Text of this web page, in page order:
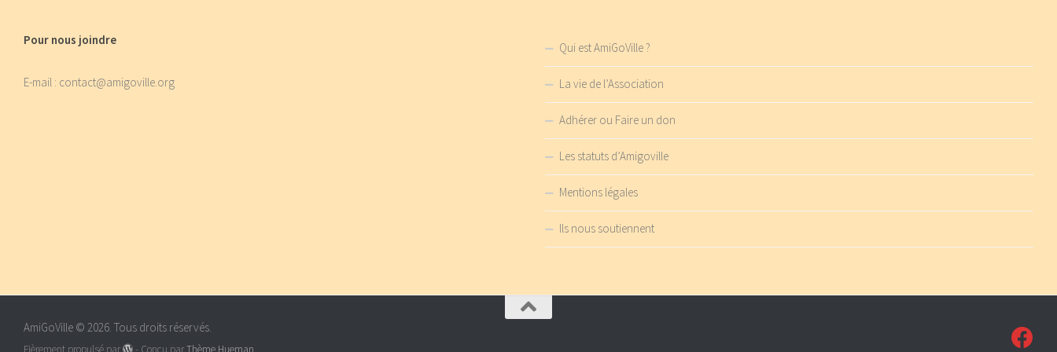
Pour nous joindre
E-mail : contact@amigoville.org
Qui est AmiGoVille ?
La vie de l’Association
Adhérer ou Faire un don
Les statuts d’Amigoville
Mentions légales
Ils nous soutiennent
AmiGoVille © 2026. Tous droits réservés.